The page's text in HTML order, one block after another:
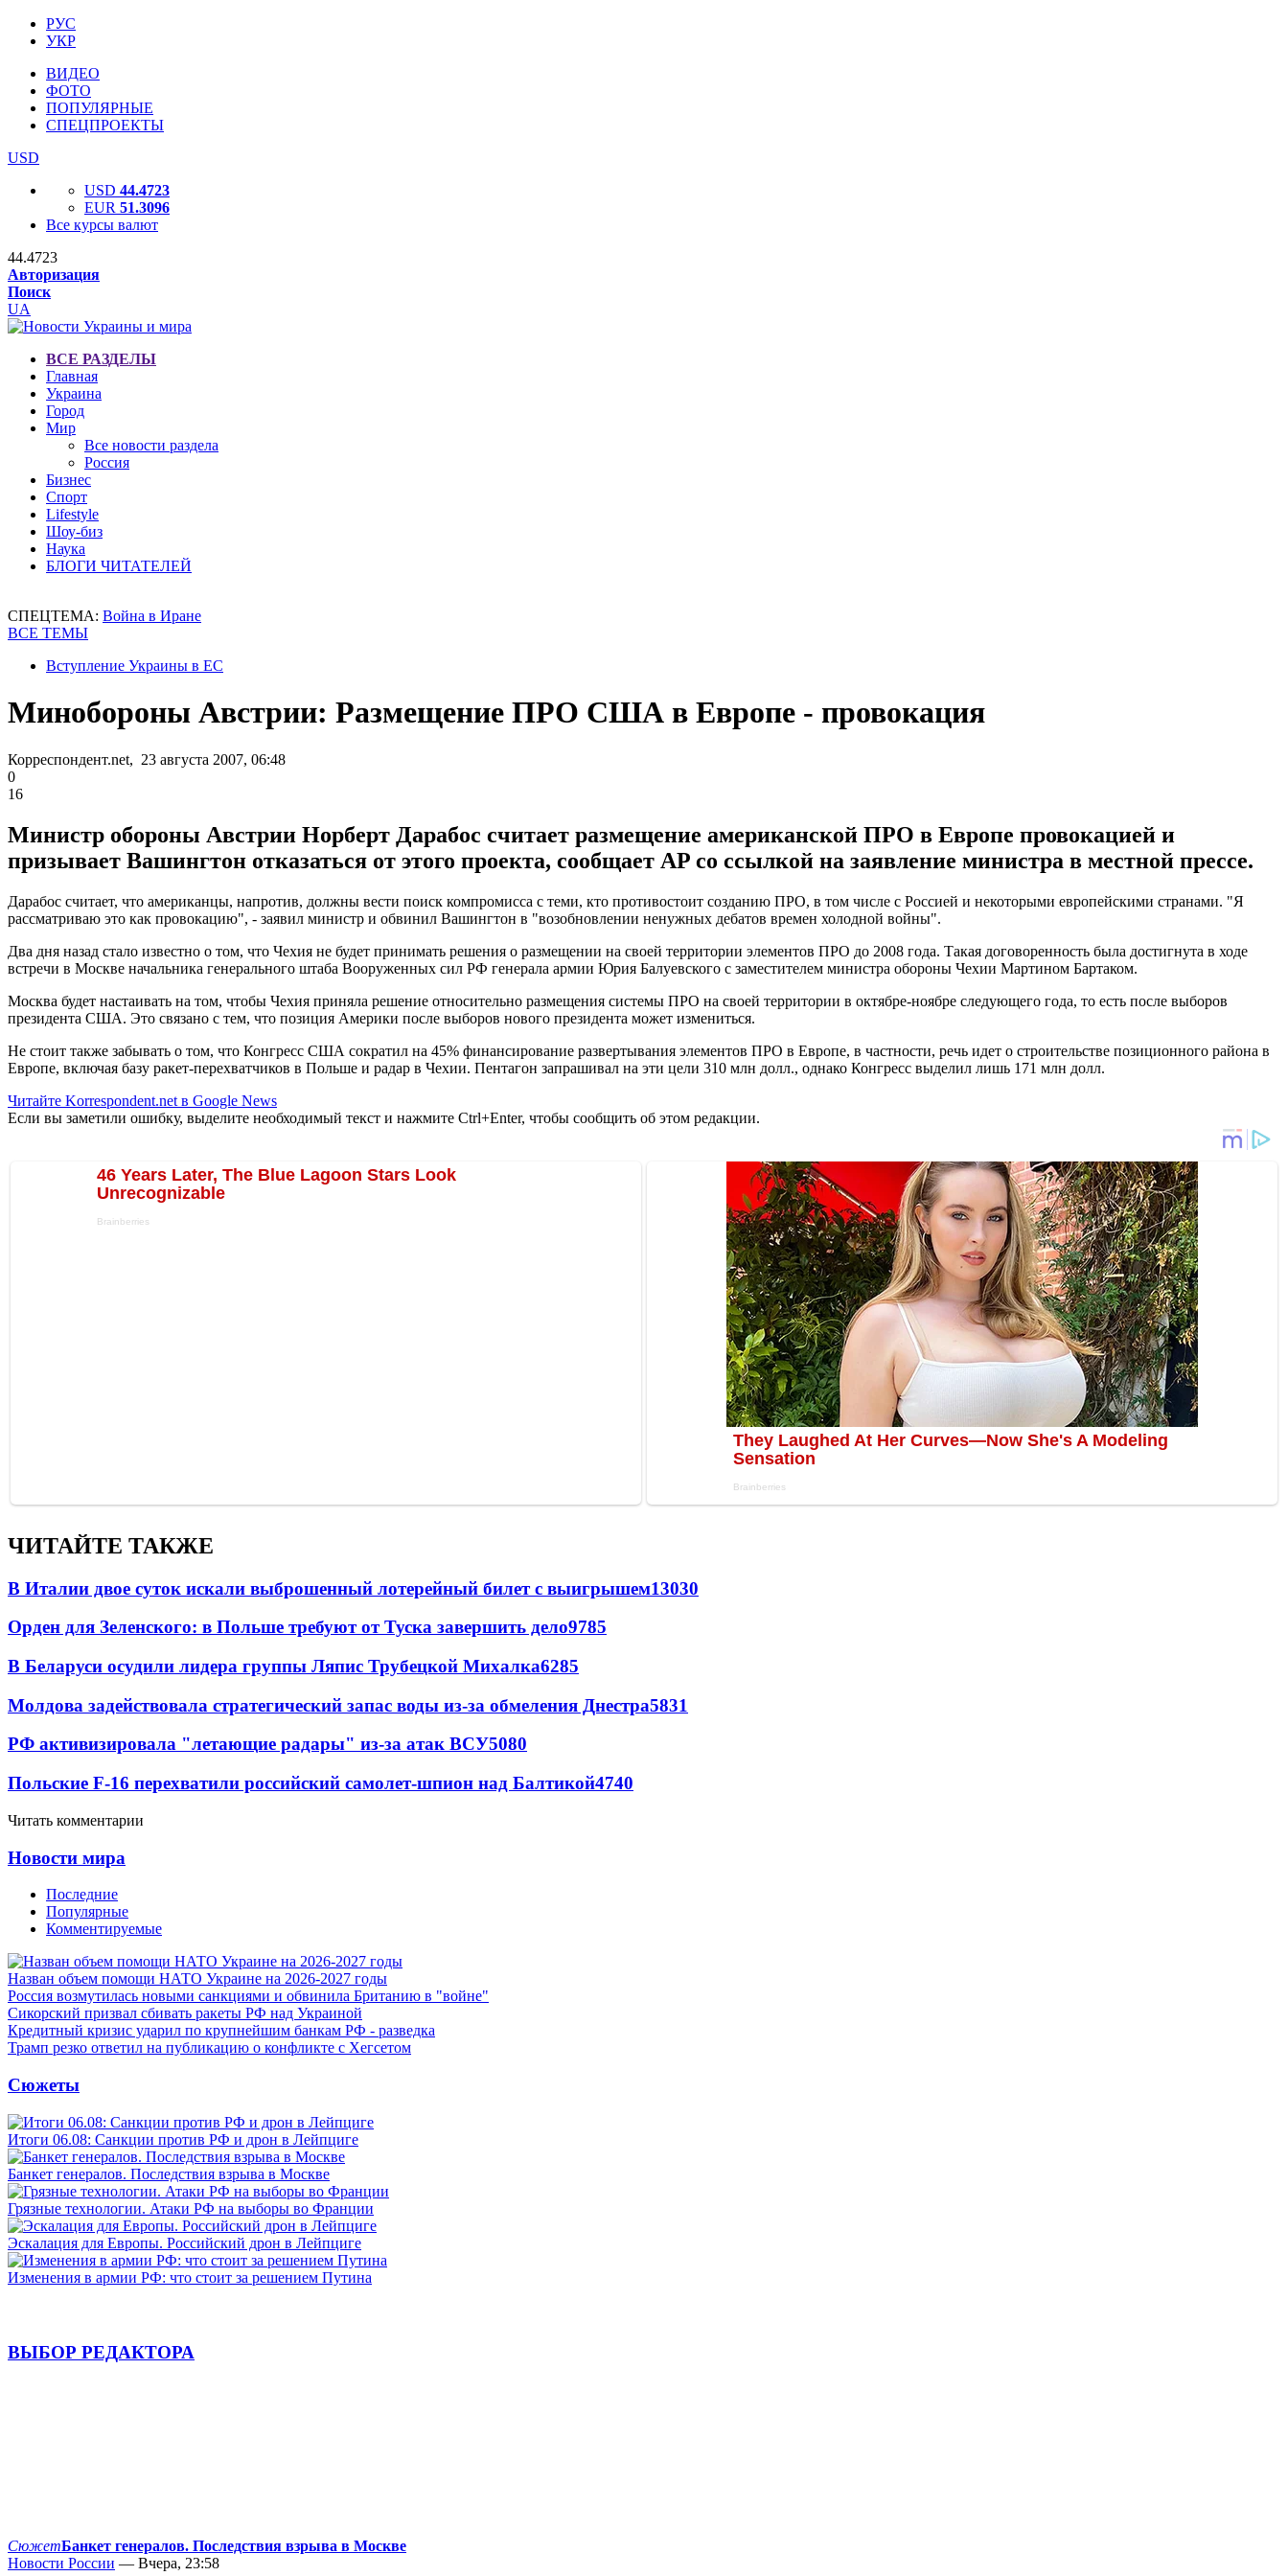
РУС
УКР
ВИДЕО
ФОТО
ПОПУЛЯРНЫЕ
СПЕЦПРОЕКТЫ
USD
USD 44.4723
EUR 51.3096
Все курсы валют
44.4723
Авторизация
Поиск
UA
ВСЕ РАЗДЕЛЫ
Главная
Украина
Город
Мир
Все новости раздела
Россия
Бизнес
Спорт
Lifestyle
Шоу-биз
Наука
БЛОГИ ЧИТАТЕЛЕЙ
СПЕЦТЕМА: Война в Иране
ВСЕ ТЕМЫ
Вступление Украины в ЕС
Минобороны Австрии: Размещение ПРО США в Европе - провокация
Корреспондент.net, 23 августа 2007, 06:48
0
16
Министр обороны Австрии Норберт Дарабос считает размещение американской ПРО в Европе провокацией и
призывает Вашингтон отказаться от этого проекта, сообщает AP со ссылкой на заявление министра в местной прессе.
Дарабос считает, что американцы, напротив, должны вести поиск компромисса с теми, кто противостоит созданию ПРО, в том числе с Россией и некоторыми европейскими странами. "Я
рассматриваю это как провокацию", - заявил министр и обвинил Вашингтон в "возобновлении ненужных дебатов времен холодной войны".
Два дня назад стало известно о том, что Чехия не будет принимать решения о размещении на своей территории элементов ПРО до 2008 года. Такая договоренность была достигнута в ходе
встречи в Москве начальника генерального штаба Вооруженных сил РФ генерала армии Юрия Балуевского с заместителем министра обороны Чехии Мартином Бартаком.
Москва будет настаивать на том, чтобы Чехия приняла решение относительно размещения системы ПРО на своей территории в октябре-ноябре следующего года, то есть после выборов
президента США. Это связано с тем, что позиция Америки после выборов нового президента может измениться.
Не стоит также забывать о том, что Конгресс США сократил на 45% финансирование развертывания элементов ПРО в Европе, в частности, речь идет о строительстве позиционного района в
Европе, включая базу ракет-перехватчиков в Польше и радар в Чехии. Пентагон запрашивал на эти цели 310 млн долл., однако Конгресс выделил лишь 171 млн долл.
Читайте Korrespondent.net в Google News
Если вы заметили ошибку, выделите необходимый текст и нажмите Ctrl+Enter, чтобы сообщить об этом редакции.
ЧИТАЙТЕ ТАКЖЕ
В Италии двое суток искали выброшенный лотерейный билет с выигрышем13030
Орден для Зеленского: в Польше требуют от Туска завершить дело9785
В Беларуси осудили лидера группы Ляпис Трубецкой Михалка6285
Молдова задействовала стратегический запас воды из-за обмеления Днестра5831
РФ активизировала "летающие радары" из-за атак ВСУ5080
Польские F-16 перехватили российский самолет-шпион над Балтикой4740
Читать комментарии
Новости мира
Последние
Популярные
Комментируемые
Назван объем помощи НАТО Украине на 2026-2027 годы
Россия возмутилась новыми санкциями и обвинила Британию в "войне"
Сикорский призвал сбивать ракеты РФ над Украиной
Кредитный кризис ударил по крупнейшим банкам РФ - разведка
Трамп резко ответил на публикацию о конфликте с Хегсетом
Сюжеты
Итоги 06.08: Санкции против РФ и дрон в Лейпциге
Банкет генералов. Последствия взрыва в Москве
Грязные технологии. Атаки РФ на выборы во Франции
Эскалация для Европы. Российский дрон в Лейпциге
Изменения в армии РФ: что стоит за решением Путина
ВЫБОР РЕДАКТОРА
СюжетБанкет генералов. Последствия взрыва в Москве
Новости России — Вчера, 23:58